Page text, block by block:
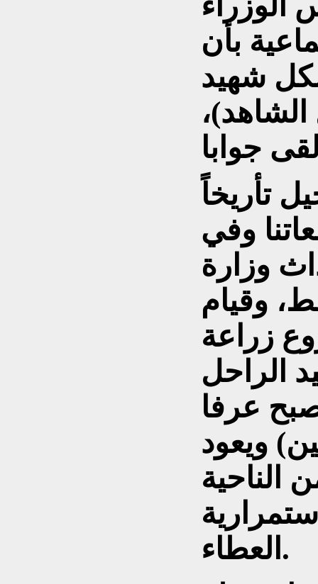
بأن
شهيد
تأريخاً
وفي
وزارة
وقيام
زراعة
الراحل
عرفا
ويعود
الناحية
العطاء.